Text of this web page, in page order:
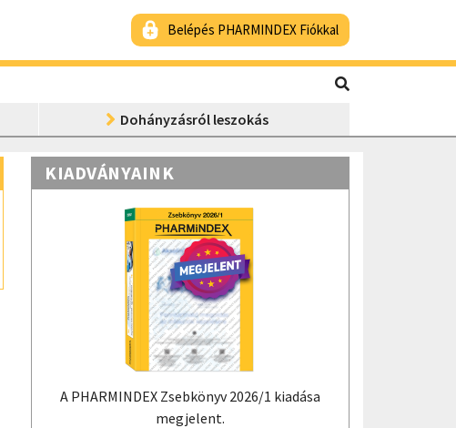
Belépés PHARMINDEX Fiókkal
Dohányzásról leszokás
KIADVÁNYAINK
A PHARMINDEX Zsebkönyv 2026/1 kiadása
megjelent.